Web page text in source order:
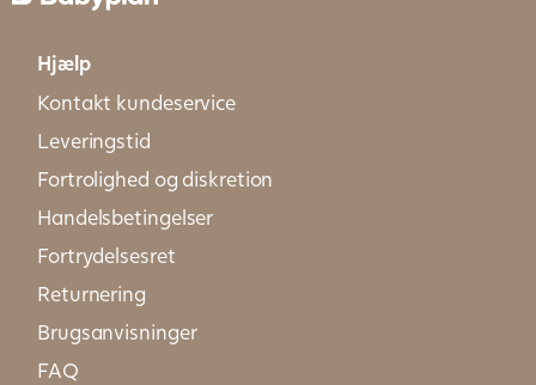
Hjælp
Kontakt kundeservice
Leveringstid
Fortrolighed og diskretion
Handelsbetingelser
Fortrydelsesret
Returnering
Brugsanvisninger
FAQ